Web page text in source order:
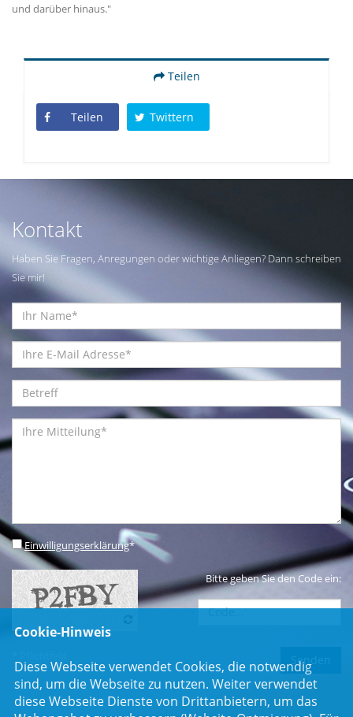
und darüber hinaus."
Teilen
Teilen Twittern
Kontakt
Haben Sie Fragen, Anregungen oder wichtige Anliegen? Dann schreiben
Sie mir!
Einwilligungserklärung*
Bitte geben Sie den Code ein:
Cookie-Hinweis
Diese Webseite verwendet Cookies, die notwendig
sind, um die Webseite zu nutzen. Weiter verwendet
diese Webseite Dienste von Drittanbietern, um das